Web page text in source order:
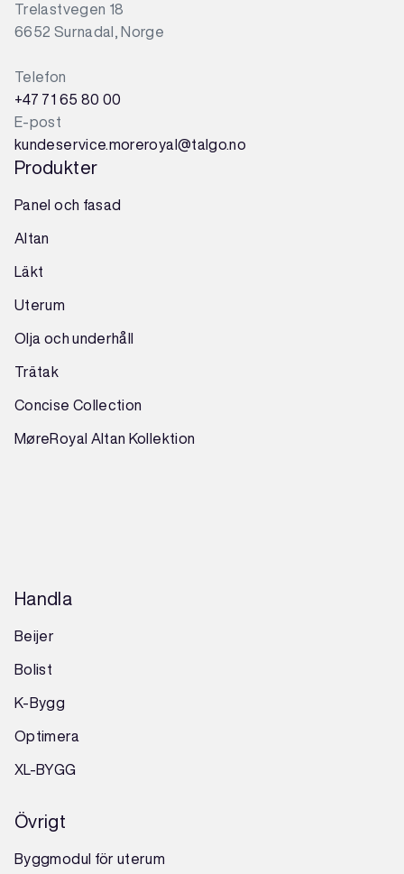
Trelastvegen 18
6652 Surnadal, Norge
Telefon
+47 71 65 80 00
E-post
kundeservice.moreroyal@talgo.no
Produkter
Panel och fasad
Altan
Läkt
Uterum
Olja och underhåll
Trätak
Concise Collection
MøreRoyal Altan Kollektion
Handla
Beijer
Bolist
K-Bygg
Optimera
XL-BYGG
Övrigt
Byggmodul för uterum